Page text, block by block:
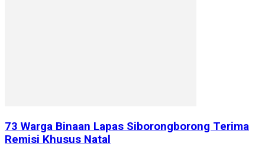
73 Warga Binaan Lapas Siborongborong Terima
Remisi Khusus Natal